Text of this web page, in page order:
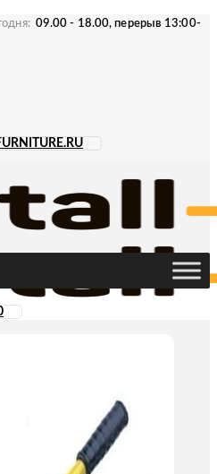
09.00 - 18.00, перерыв 13:00-